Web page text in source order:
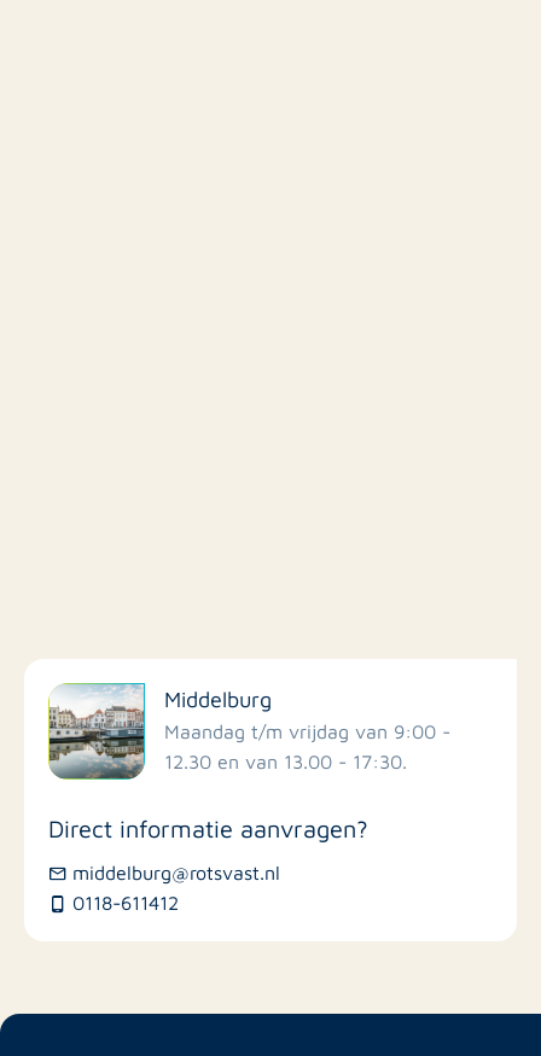
Filter op faciliteiten
Scholen
Busstations
Middelburg
Maandag t/m vrijdag van 9:00 -
12.30 en van 13.00 - 17:30.
Direct informatie aanvragen?
middelburg@rotsvast.nl
0118-611412